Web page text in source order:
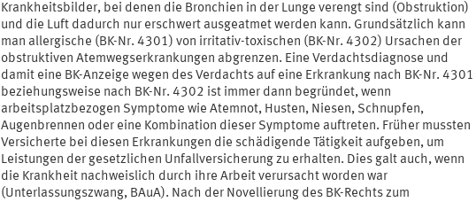
Krankheitsbilder, bei denen die Bronchien in der Lunge verengt sind (Obstruktion)
und die Luft dadurch nur erschwert ausgeatmet werden kann. Grundsätzlich kann
man allergische (BK-Nr. 4301) von irritativ-toxischen (BK-Nr. 4302) Ursachen der
obstruktiven Atemwegserkrankungen abgrenzen. Eine Verdachtsdiagnose und
damit eine BK-Anzeige wegen des Verdachts auf eine Erkrankung nach BK-Nr. 4301
beziehungsweise nach BK-Nr. 4302 ist immer dann begründet, wenn
arbeitsplatzbezogen Symptome wie Atemnot, Husten, Niesen, Schnupfen,
Augenbrennen oder eine Kombination dieser Symptome auftreten. Früher mussten
Versicherte bei diesen Erkrankungen die schädigende Tätigkeit aufgeben, um
Leistungen der gesetzlichen Unfallversicherung zu erhalten. Dies galt auch, wenn
die Krankheit nachweislich durch ihre Arbeit verursacht worden war
(Unterlassungszwang, BAuA). Nach der Novellierung des BK-Rechts zum